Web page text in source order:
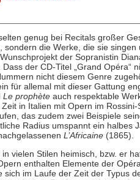
genug bei Recitals großer
sondern die Werke, die sie
der Sopranistin
der CD-Titel „Grand Opéra“
nicht diesem Genre
für allemal mit dieser Gattung
Le prophèteauch respektable
in Italien mit Opern im
das zudem zwei Beispiele
Radius umspannt ein halbes
L’Africaine(1865).
vielen Stilen heimisch, bzw. er
enthalten Elemente der
sich im Laufe der Zeit der Typus